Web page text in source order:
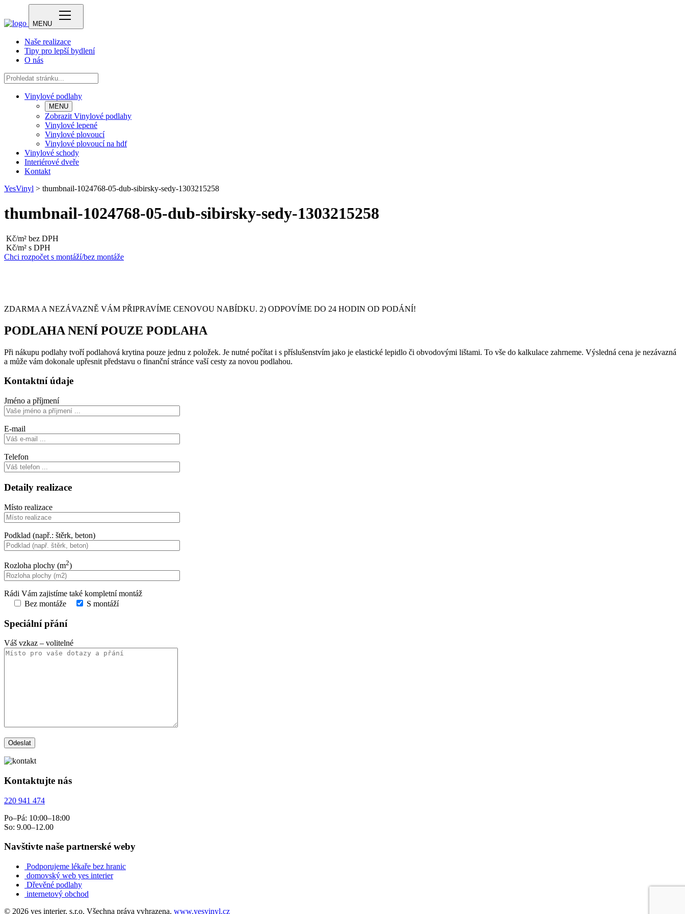
MENU
Naše realizace
Tipy pro lepší bydlení
O nás
Vinylové podlahy
MENU
Zobrazit Vinylové podlahy
Vinylové lepené
Vinylové plovoucí
Vinylové plovoucí na hdf
Vinylové schody
Interiérové dveře
Kontakt
YesVinyl > thumbnail-1024768-05-dub-sibirsky-sedy-1303215258
thumbnail-1024768-05-dub-sibirsky-sedy-1303215258
Kč/m² bez DPH
Kč/m² s DPH
Chci rozpočet s montáží/bez montáže
ZDARMA A NEZÁVAZNĚ VÁM PŘIPRAVÍME CENOVOU NABÍDKU. 2) ODPOVÍME DO 24 HODIN OD PODÁNÍ!
PODLAHA NENÍ POUZE PODLAHA
Při nákupu podlahy tvoří podlahová krytina pouze jednu z položek. Je nutné počítat i s příslušenstvím jako je elastické lepidlo či obvodovými lištami. To vše do kalkulace zahrneme. Výsledná cena je nezávazná
a může vám dokonale upřesnit představu o finanční stránce vaší cesty za novou podlahou.
Kontaktní údaje
Jméno a příjmení
E-mail
Telefon
Detaily realizace
Místo realizace
Podklad (např.: štěrk, beton)
Rozloha plochy (m2)
Rádi Vám zajistíme také kompletní montáž
Bez montáže
S montáží
Speciální přání
Váš vzkaz – volitelné
Kontaktujte nás
220 941 474
Po–Pá: 10:00–18:00
So: 9.00–12.00
Navštivte naše partnerské weby
Podporujeme lékaře bez hranic
domovský web yes interier
Dřevěné podlahy
internetový obchod
© 2026 yes interier, s.r.o. Všechna práva vyhrazena. www.yesvinyl.cz